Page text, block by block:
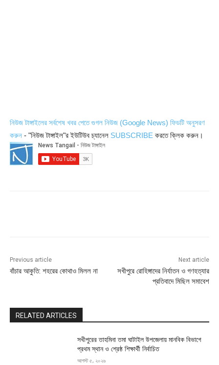
নিউজ টাঙ্গাইলের সর্বশেষ খবর পেতে গুগল নিউজ (Google News) ফিডটি অনুসরণ
করুন - "নিউজ টাঙ্গাইল"র ইউটিউব চ্যানেল SUBSCRIBE করতে ক্লিক করুন।
Previous article
বাঁচার আকুতি: শহরের কোথাও মিলল না
Next article
সখীপুরে রোহিঙ্গাদের নির্যাতন ও গণহত্যার
প্রতিবাদে মিছিল সমাবেশ
RELATED ARTICLES
সখীপুরের তাহমিনা তমা ঘাটাইল উপজেলায় মানবিক বিভাগে
প্রথম স্থান ও শ্রেষ্ঠ শিক্ষার্থী নির্বাচিত
আগস্ট ৫, ২০২৬